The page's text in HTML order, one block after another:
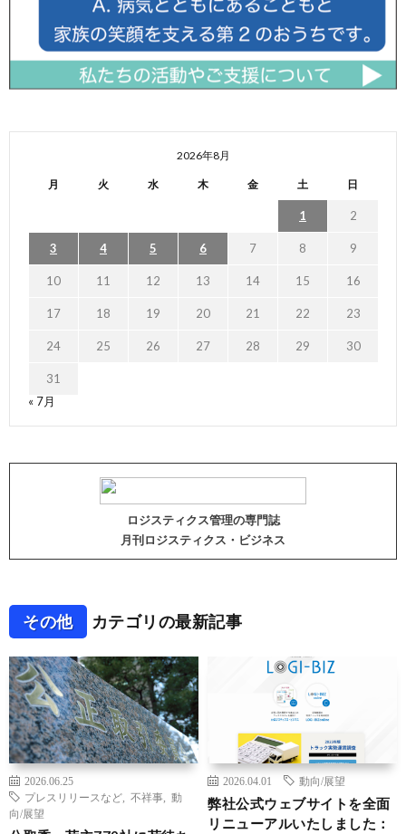
2026年8月
月 火 水 木 金 土 日
1 2
3 4 5 6 7 8 9
10 11 12 13 14 15 16
17 18 19 20 21 22 23
24 25 26 27 28 29 30
31
« 7月
ロジスティクス管理の専門誌
月刊ロジスティクス・ビジネス
その他 カテゴリの最新記事
2026.06.25
プレスリリースなど
不祥事
動
向/展望
2026.04.01 動向/展望
弊社公式ウェブサイトを全面
リニューアルいたしました：